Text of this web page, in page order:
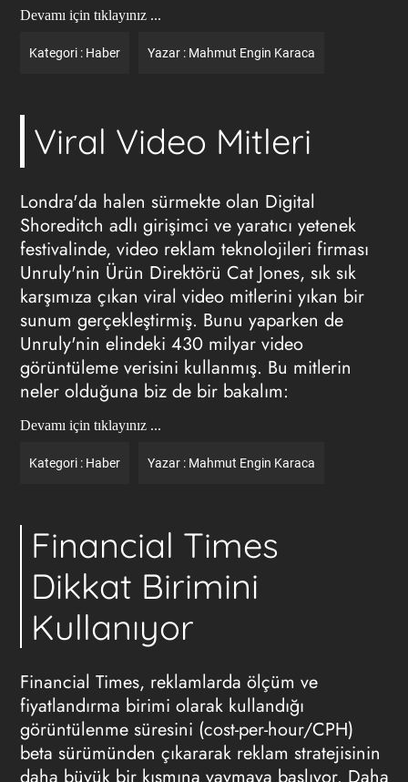
Devamı için tıklayınız ...
Kategori : Haber Yazar : Mahmut Engin Karaca
Viral Video Mitleri
Londra'da halen sürmekte olan Digital
Shoreditch adlı girişimci ve yaratıcı yetenek
festivalinde, video reklam teknolojileri firması
Unruly'nin Ürün Direktörü Cat Jones, sık sık
karşımıza çıkan viral video mitlerini yıkan bir
sunum gerçekleştirmiş. Bunu yaparken de
Unruly'nin elindeki 430 milyar video
görüntüleme verisini kullanmış. Bu mitlerin
neler olduğuna biz de bir bakalım:
Devamı için tıklayınız ...
Kategori : Haber Yazar : Mahmut Engin Karaca
Financial Times
Dikkat Birimini
Kullanıyor
Financial Times, reklamlarda ölçüm ve
fiyatlandırma birimi olarak kullandığı
görüntülenme süresini (cost-per-hour/CPH)
beta sürümünden çıkararak reklam stratejisinin